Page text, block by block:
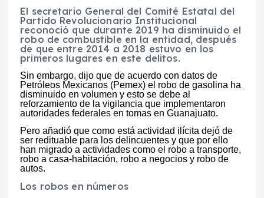
El secretario General del Comité Estatal del
Partido Revolucionario Institucional
reconoció que durante 2019 ha disminuido el
robo de combustible en la entidad, después
de que entre 2014 a 2018 estuvo en los
primeros lugares en este delitos.
Sin embargo, dijo que de acuerdo con datos de
Petróleos Mexicanos (Pemex) el robo de gasolina ha
disminuido en volumen y esto se debe al
reforzamiento de la vigilancia que implementaron
autoridades federales en tomas en Guanajuato.
Pero añadió que como está actividad ilícita dejó de
ser redituable para los delincuentes y que por ello
han migrado a actividades como el robo a transporte,
robo a casa-habitación, robo a negocios y robo de
autos.
Los robos en números